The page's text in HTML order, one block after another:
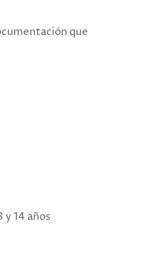
que
y 14 años